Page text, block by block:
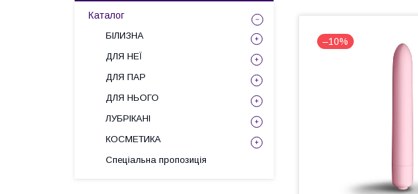
–10%
Каталог
БІЛИЗНА
ДЛЯ НЕЇ
ДЛЯ ПАР
ДЛЯ НЬОГО
ЛУБРІКАНІ
КОСМЕТИКА
Спеціальна пропозиція